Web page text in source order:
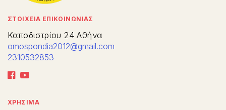
ΣΤΟΙΧΕΙΑ ΕΠΙΚΟΙΝΩΝΙΑΣ
Καποδιστρίου 24 Αθήνα
omospondia2012@gmail.com
2310532853
ΧΡΗΣΙΜΑ